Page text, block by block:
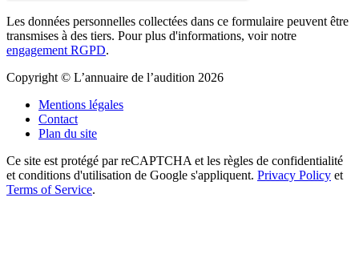
Les données personnelles collectées dans ce formulaire peuvent être
transmises à des tiers. Pour plus d'informations, voir notre
engagement RGPD.
Copyright © L’annuaire de l’audition 2026
Mentions légales
Contact
Plan du site
Ce site est protégé par reCAPTCHA et les règles de confidentialité
et conditions d'utilisation de Google s'appliquent. Privacy Policy et
Terms of Service.